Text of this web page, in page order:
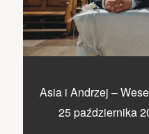
Asia i Andrzej –
25 października